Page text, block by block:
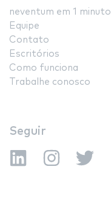
neventum em 1 minuto
Equipe
Contato
Escritórios
Como funciona
Trabalhe conosco
Seguir